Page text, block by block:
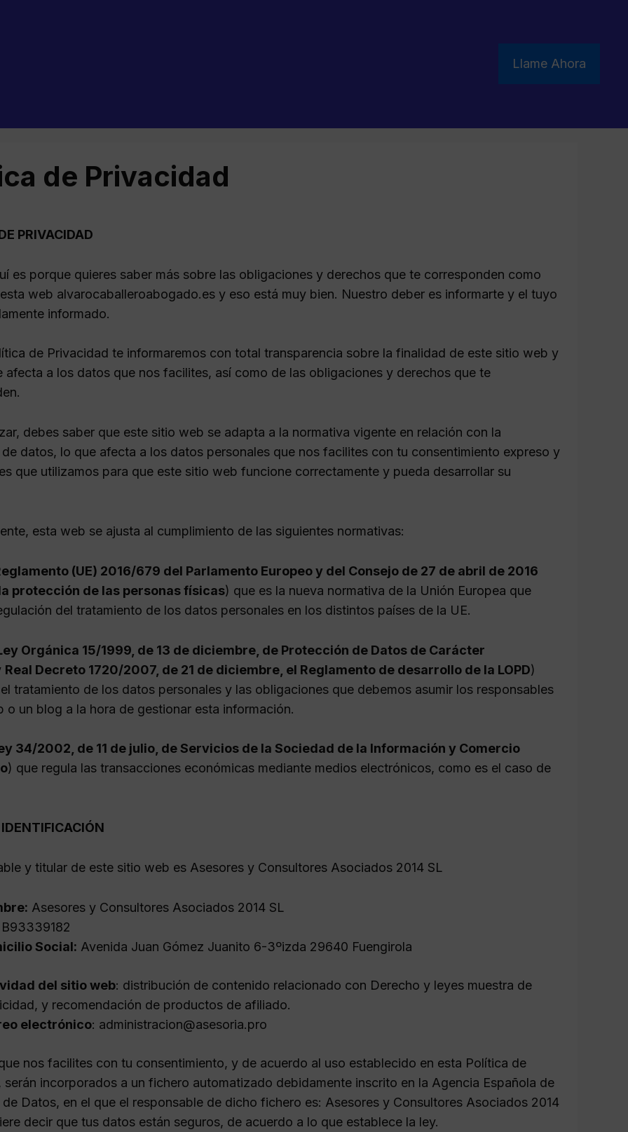
Llame Ahora
de Privacidad
PRIVACIDAD
es porque quieres saber más sobre las obligaciones y derechos que te corresponden como
web alvarocaballeroabogado.es y eso está muy bien. Nuestro deber es informarte y el tuyo
informado.
de Privacidad te informaremos con total transparencia sobre la finalidad de este sitio web y
afecta a los datos que nos facilites, así como de las obligaciones y derechos que te
debes saber que este sitio web se adapta a la normativa vigente en relación con la
datos, lo que afecta a los datos personales que nos facilites con tu consentimiento expreso y
que utilizamos para que este sitio web funcione correctamente y pueda desarrollar su
esta web se ajusta al cumplimiento de las siguientes normativas:
(UE) 2016/679 del Parlamento Europeo y del Consejo de 27 de abril de 2016
protección de las personas físicas) que es la nueva normativa de la Unión Europea que
del tratamiento de los datos personales en los distintos países de la UE.
Orgánica 15/1999, de 13 de diciembre, de Protección de Datos de Carácter
Real Decreto 1720/2007, de 21 de diciembre, el Reglamento de desarrollo de la LOPD)
tratamiento de los datos personales y las obligaciones que debemos asumir los responsables
o un blog a la hora de gestionar esta información.
34/2002, de 11 de julio, de Servicios de la Sociedad de la Información y Comercio
) que regula las transacciones económicas mediante medios electrónicos, como es el caso de
y titular de este sitio web es Asesores y Consultores Asociados 2014 SL
Asesores y Consultores Asociados 2014 SL
B93339182
Social: Avenida Juan Gómez Juanito 6-3ºizda 29640 Fuengirola
del sitio web: distribución de contenido relacionado con Derecho y leyes muestra de
y recomendación de productos de afiliado.
electrónico: administracion@asesoria.pro
nos facilites con tu consentimiento, y de acuerdo al uso establecido en esta Política de
serán incorporados a un fichero automatizado debidamente inscrito en la Agencia Española de
Datos, en el que el responsable de dicho fichero es: Asesores y Consultores Asociados 2014
decir que tus datos están seguros, de acuerdo a lo que establece la ley.